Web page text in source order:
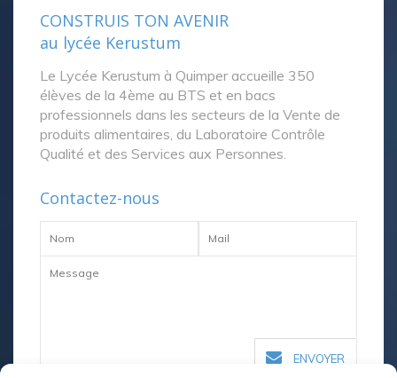
CONSTRUIS TON AVENIR
au lycée Kerustum
Le Lycée Kerustum à Quimper accueille 350
élèves de la 4ème au BTS et en bacs
professionnels dans les secteurs de la Vente de
produits alimentaires, du Laboratoire Contrôle
Qualité et des Services aux Personnes.
Contactez-nous
ENVOYER